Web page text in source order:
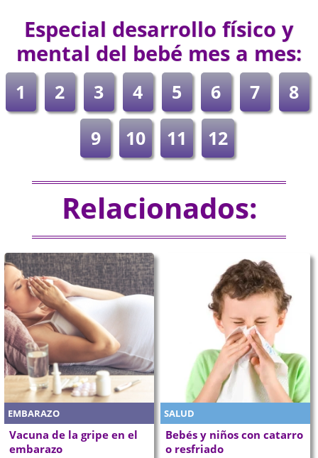
Especial desarrollo físico y
mental del bebé mes a mes:
1 2 3 4 5 6 7
8
9
10 11 12
Relacionados:
EMBARAZO
Vacuna de la gripe en el
embarazo
SALUD
Bebés y niños con catarro
o resfriado